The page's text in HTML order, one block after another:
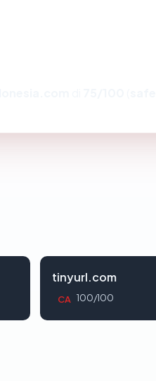
tinyurl.com
CA 100/100